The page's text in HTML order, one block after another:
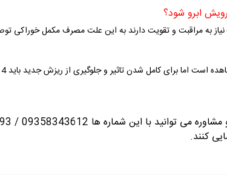
به مراقبت و تقویت دارند به این علت مصرف مکمل خوراکی
این شماره ها 09358343612 / 02165389693
کنند.